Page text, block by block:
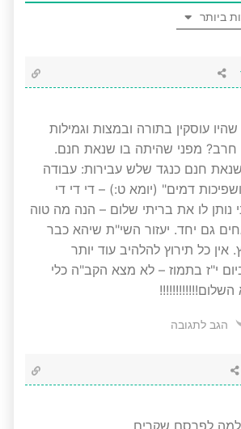
ביותר
עוסקין בתורה ובמצות וגמילות
מפני שהיתה בו שנאת חנם.
חנם כנגד שלש עבירות: עבודה
ושפיכות דמים" (יומא ט:) – די די די
נותן לו את בריתי שלום – הנה מה טוה
גם יחד. יעזור השי"ת שיהא כבר
אין כל תירוץ להלהיב עוד יותר
י"ז בתמוז – לא מצא הקב"ה כלי
הגב לתגובה